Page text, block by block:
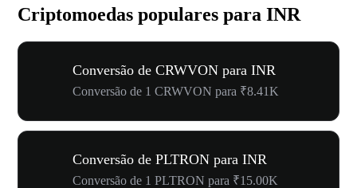
Criptomoedas populares para INR
Conversão de CRWVON para INR
Conversão de 1 CRWVON para ₹8.41K
Conversão de PLTRON para INR
Conversão de 1 PLTRON para ₹15.00K